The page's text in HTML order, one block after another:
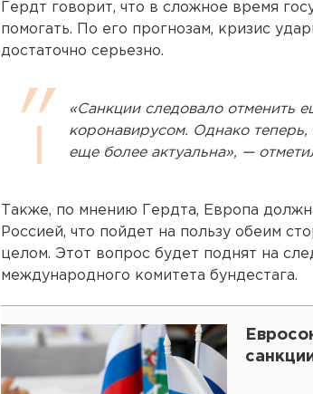
Гердт говорит, что в сложное время
помогать. По его прогнозам, кризис
достаточно серьезно.
«Санкции следовало отменить
коронавирусом. Однако теперь,
еще более актуальна», —
Также, по мнению Гердта, Европа
Россией, что пойдет на пользу обеим
целом. Этот вопрос будет поднят на
международного комитета бундестага.